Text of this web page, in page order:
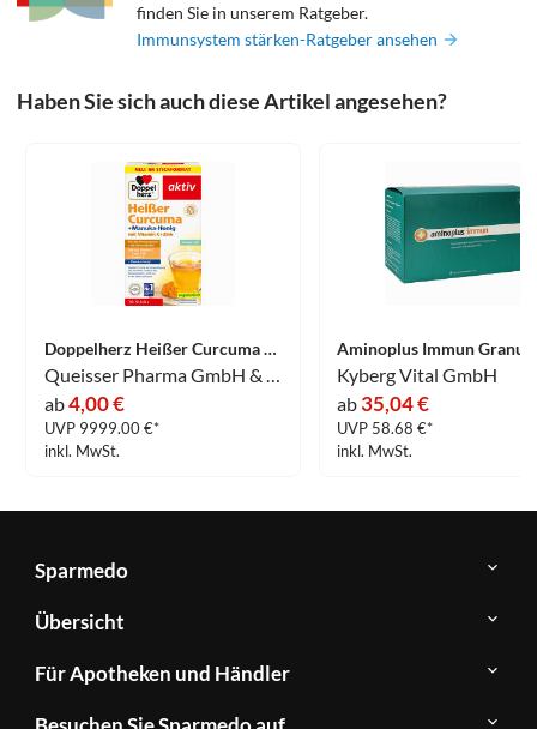
finden Sie in unserem Ratgeber.
Immunsystem stärken-Ratgeber ansehen
Haben Sie sich auch diese Artikel angesehen?
Doppelherz Heißer Curcuma + Manuka- Honig 10 Stück
Queisser Pharma GmbH & Co. KG
ab4,00 €
UVP 9999.00 €*
inkl. MwSt.
Kyberg Vital GmbH
ab 35,04 €
UVP 58.68 €*
inkl. MwSt.
Sparmedo
Über
Sparmedo
FAQ
Kontakt
Übersicht
Herstellerverzeichnis
Produkte
Für Apotheken und Händler